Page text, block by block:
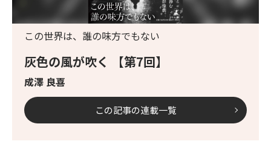
灰色の風が吹く 【第7回】
成澤 良喜
この世界は、誰の味方でもない
この記事の連載一覧